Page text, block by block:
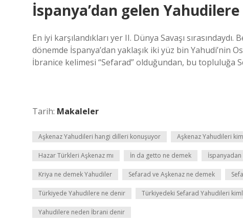
İspanya’dan gelen
En iyi karşılandıkları yer II. Dünya Savaşı
dönemde İspanya’dan yaklaşık iki yüz bin Yahudi’nin
İbranice kelimesi “Sefarad” olduğundan, bu topluluğa
Tarih: Makaleler
Aşkenaz Yahudileri hangi dilleri konuşuyor Aşkenaz Yahudileri
Hazar Türkleri Aşkenaz mı İn da getto ne demek
Kriya ne demek Yahudiler Sefarad ve Aşkenaz ne demek
Türkiyede Yahudilere ne denir Türkiyedeki Sefarad Yahudileri
Yahudilere neden İbrani denir